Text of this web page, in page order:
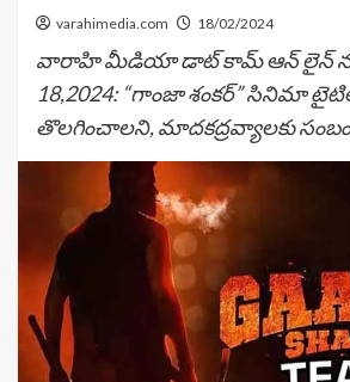
varahimedia.com 18/02/2024
వారాహి మీడియా డాట్ కామ్ ఆన్ లైన్
18,2024: “గాంజా శంకర్” సినిమా
తొలగించాలని, మాదకద్రవ్యాలకు